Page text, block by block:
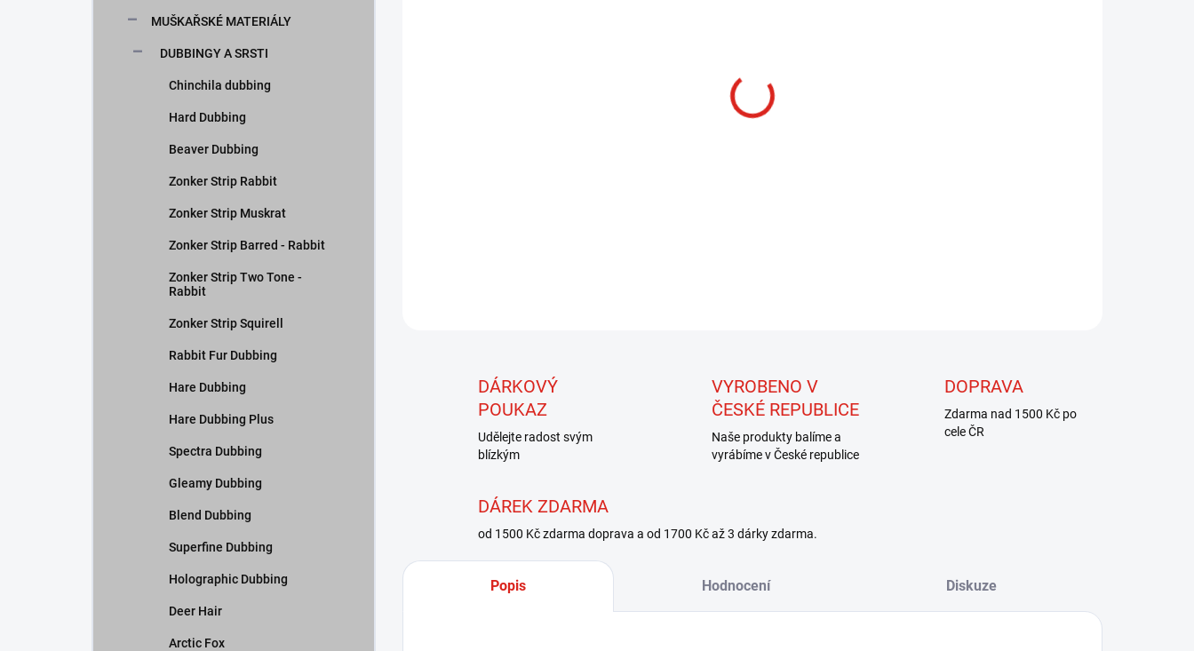
MUŠKAŘSKÉ MATERIÁLY
DUBBINGY A SRSTI
Chinchila dubbing
Hard Dubbing
Beaver Dubbing
Zonker Strip Rabbit
Zonker Strip Muskrat
Zonker Strip Barred - Rabbit
Zonker Strip Two Tone -
Rabbit
Zonker Strip Squirell
Rabbit Fur Dubbing
Hare Dubbing
Hare Dubbing Plus
Spectra Dubbing
Gleamy Dubbing
Blend Dubbing
Superfine Dubbing
Holographic Dubbing
Deer Hair
Arctic Fox
DÁRKOVÝ
POUKAZ
Udělejte radost svým
blízkým
VYROBENO V
ČESKÉ REPUBLICE
Naše produkty balíme a
vyrábíme v České republice
DOPRAVA
Zdarma nad 1500 Kč po
cele ČR
DÁREK ZDARMA
od 1500 Kč zdarma doprava a od 1700 Kč až 3 dárky zdarma.
Popis Hodnocení Diskuze